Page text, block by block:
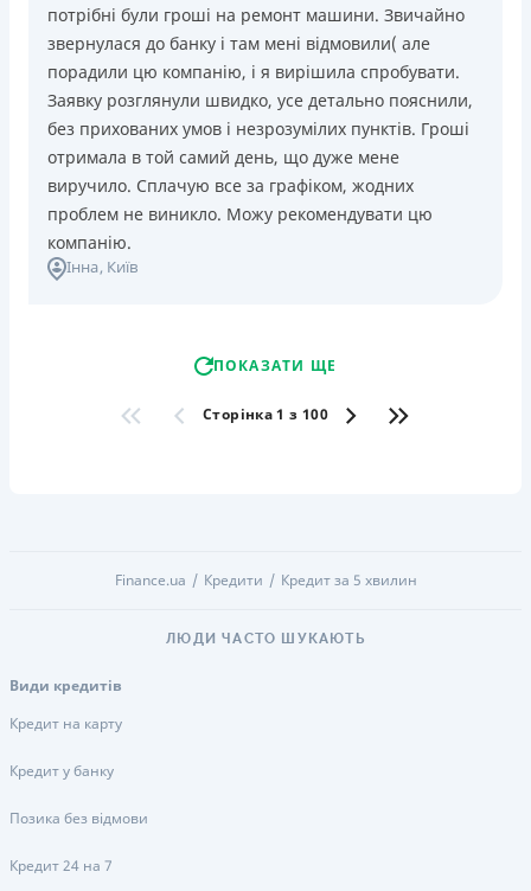
потрібні були гроші на ремонт машини. Звичайно
звернулася до банку і там мені відмовили( але
порадили цю компанію, і я вирішила спробувати.
Заявку розглянули швидко, усе детально пояснили,
без прихованих умов і незрозумілих пунктів. Гроші
отримала в той самий день, що дуже мене
виручило. Сплачую все за графіком, жодних
проблем не виникло. Можу рекомендувати цю
компанію.
Інна, Київ
ПОКАЗАТИ ЩЕ
Сторінка 1 з 100
Finance.ua Кредити Кредит за 5 хвилин
ЛЮДИ ЧАСТО ШУКАЮТЬ
Види кредитів
Кредит на карту
Кредит у банку
Позика без відмови
Кредит 24 на 7